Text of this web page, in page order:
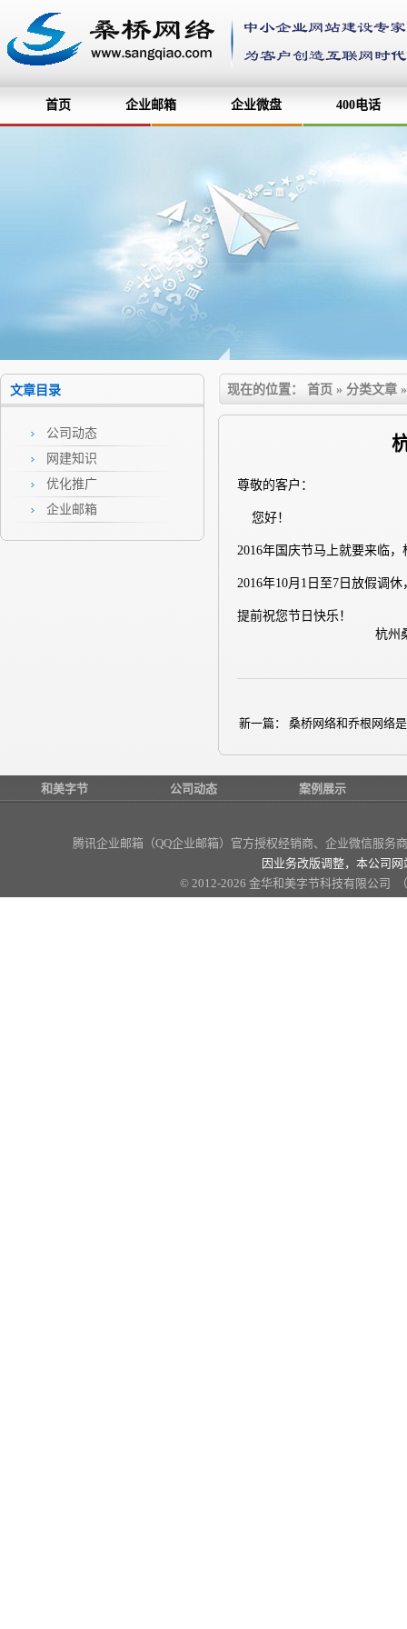
首页 企业邮箱 企业微盘 400电话
文章目录
公司动态
网建知识
优化推广
企业邮箱
现在的位置： 首页 » 分类文章
尊敬的客户 ：
您好！
2016年国庆节马上就要来临
2016年10月 1 日至7 日放假调休
提前祝您节日快乐！
杭州
新一篇： 桑桥网络和乔根网络
和美字节 公司动态 案例展示
腾讯企业邮箱（QQ企业邮箱）官方授权经销商、企业微信服务
因业务改版调整，本公司
© 2012-2026 金华和美字节科技有限公司